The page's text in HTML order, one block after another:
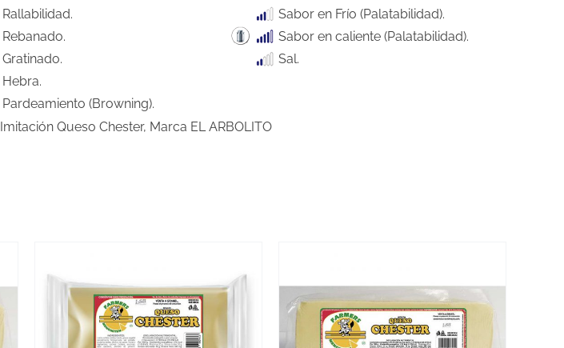
Rallabilidad.
Rebanado.
Gratinado.
Hebra.
Pardeamiento (Browning).
Sabor en Frío (Palatabilidad).
Sabor en caliente (Palatabilidad).
Sal.
Imitación Queso Chester, Marca EL ARBOLITO